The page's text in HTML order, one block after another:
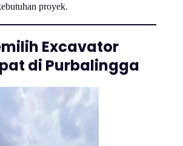
proyek.
Excavator
di Purbalingga